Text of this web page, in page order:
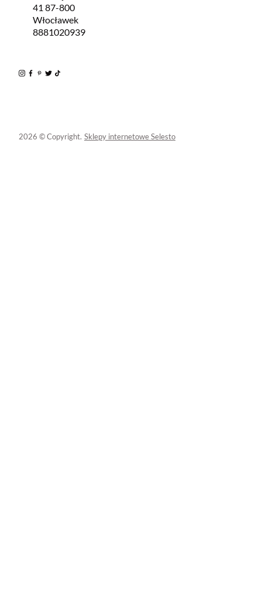
41 87-800
Włocławek
8881020939
2026 © Copyright. Sklepy internetowe Selesto